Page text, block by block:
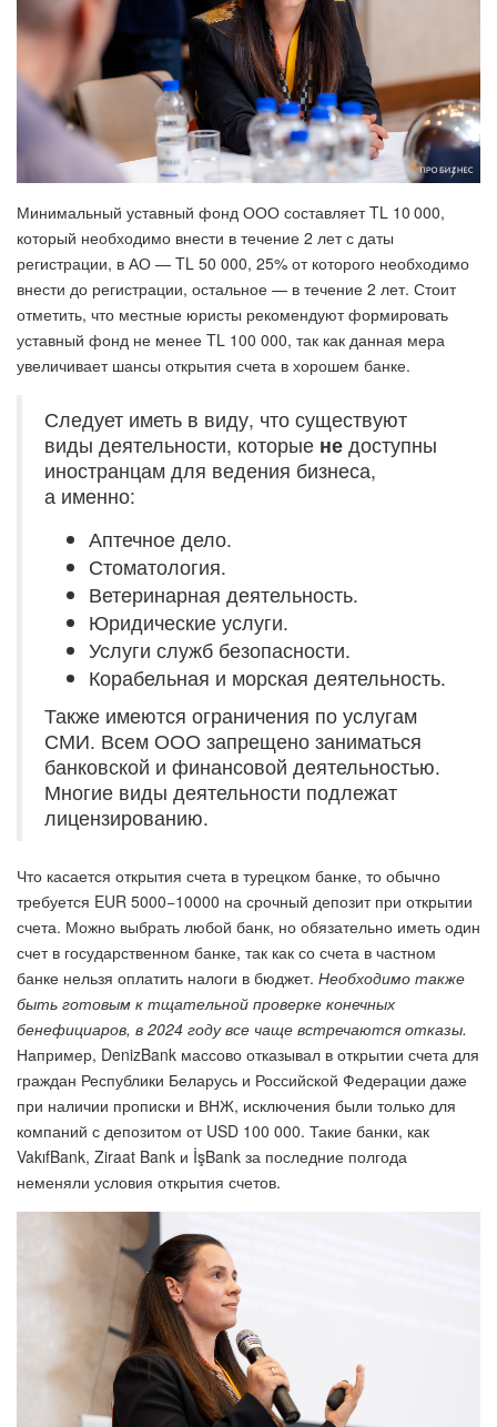
Минимальный уставный фонд ООО составляет TL 10 000,
который необходимо внести в течение 2 лет с даты
регистрации, в АО — TL 50 000, 25% от которого необходимо
внести до регистрации, остальное — в течение 2 лет. Стоит
отметить, что местные юристы рекомендуют формировать
уставный фонд не менее TL 100 000, так как данная мера
увеличивает шансы открытия счета в хорошем банке.
Следует иметь в виду, что существуют
виды деятельности, которые не доступны
иностранцам для ведения бизнеса,
а именно:
Аптечное дело.
Стоматология.
Ветеринарная деятельность.
Юридические услуги.
Услуги служб безопасности.
Корабельная и морская деятельность.
Также имеются ограничения по услугам
СМИ. Всем ООО запрещено заниматься
банковской и финансовой деятельностью.
Многие виды деятельности подлежат
лицензированию.
Что касается открытия счета в турецком банке, то обычно
требуется EUR 5000−10000 на срочный депозит при открытии
счета. Можно выбрать любой банк, но обязательно иметь один
счет в государственном банке, так как со счета в частном
банке нельзя оплатить налоги в бюджет. Необходимо также
быть готовым к тщательной проверке конечных
бенефициаров, в 2024 году все чаще встречаются отказы.
Например, DenizBank массово отказывал в открытии счета для
граждан Республики Беларусь и Российской Федерации даже
при наличии прописки и ВНЖ, исключения были только для
компаний с депозитом от USD 100 000. Такие банки, как
VakıfBank, Ziraat Bank и İşBank за последние полгода
неменяли условия открытия счетов.